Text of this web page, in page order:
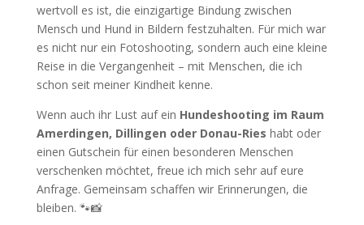
wertvoll es ist, die einzigartige Bindung zwischen
Mensch und Hund in Bildern festzuhalten. Für mich war
es nicht nur ein Fotoshooting, sondern auch eine kleine
Reise in die Vergangenheit – mit Menschen, die ich
schon seit meiner Kindheit kenne.
Wenn auch ihr Lust auf ein Hundeshooting im Raum
Amerdingen, Dillingen oder Donau-Ries habt oder
einen Gutschein für einen besonderen Menschen
verschenken möchtet, freue ich mich sehr auf eure
Anfrage. Gemeinsam schaffen wir Erinnerungen, die
bleiben. 🐾📸